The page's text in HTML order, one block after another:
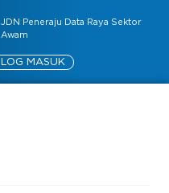
JDN Peneraju Data Raya Sektor
Awam
LOG MASUK